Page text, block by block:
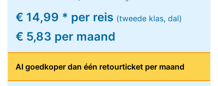
€ 14,99 * per reis (tweede klas, dal)
€ 5,83 per maand
Al goedkoper dan één retourticket per maand